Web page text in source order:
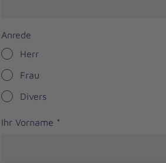
Anrede
Herr
Frau
Divers
Ihr Vorname *